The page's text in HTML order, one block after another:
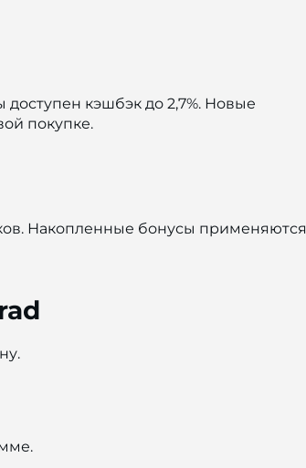
кэшбэк до 2,7%. Новые
покупке.
Накопленные бонусы применяются